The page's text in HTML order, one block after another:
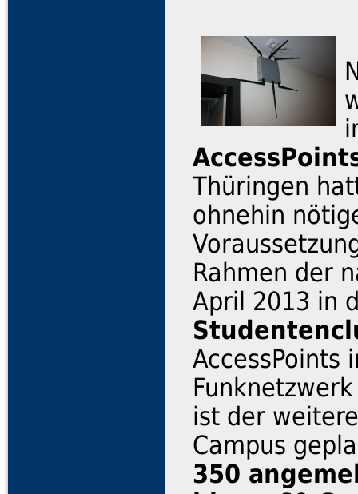
Thüringen
ohnehin
Rahmen der
April 2013 in
AccessPoints
ist der
Campus
350